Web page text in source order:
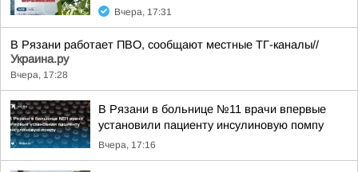
Вчера, 17:31
В Рязани работает ПВО, сообщают местные ТГ-каналы//
Украина.ру
Вчера, 17:28
В Рязани в больнице №11 врачи впервые
установили пациенту инсулиновую помпу
Вчера, 17:16